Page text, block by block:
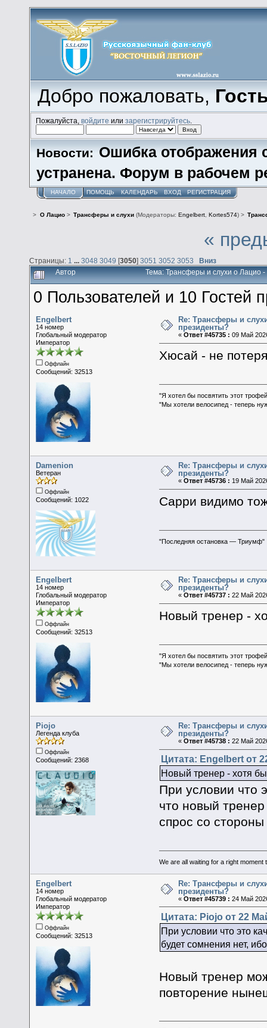
Добро пожаловать,
Пожалуйста,войдите илизарегистрируйтесь
Новости: Ошибка отображения
устранена. Форум в рабочем
НАЧАЛО ПОМОЩЬ КАЛЕНДАРЬ ВХОД РЕГИСТРАЦИЯ
> О Лацио> Трансферы и слухи(Модераторы: Engelbert, Kortes574) >
«
Страницы: 1 3048 3049 [3050] 3051 3052 3053 Вниз
Автор Тема: Трансферы и слухи о Лацио
0 Пользователей и 10 Гостей
Engelbert
14 номер
Глобальный модератор
Император
Оффлайн
Сообщений: 32513
Re: Трансферы и
президенты?
«Ответ #45735 : 09 Май
Хюсай - не
"Я хотел бы посвятить этот
"Мы хотели велосипед - теперь
Damenion
Ветеран
Оффлайн
Сообщений: 1022
Re: Трансферы и
президенты?
«Ответ #45736 : 19 Май
Сарри видимо
"Последняя остановка — Триумф"
Engelbert
14 номер
Глобальный модератор
Император
Оффлайн
Сообщений: 32513
Re: Трансферы и
президенты?
«Ответ #45737 : 22 Май
Новый тренер -
"Я хотел бы посвятить этот
"Мы хотели велосипед - теперь
Piojo
Легенда клуба
Оффлайн
Сообщений: 2368
Re: Трансферы и
президенты?
«Ответ #45738 : 22 Май
Цитата: Engelbert от
Новый тренер - хотя
При условии что
что новый
спрос со
We are all waiting for a right moment
Engelbert
14 номер
Глобальный модератор
Император
Оффлайн
Сообщений: 32513
Re: Трансферы и
президенты?
«Ответ #45739 : 24 Май
Цитата: Piojo от 22
При условии что это
будет сомнения нет,
Новый тренер
повторение